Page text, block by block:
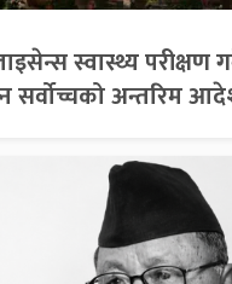
स्वास्थ्य परीक्षण
सर्वोच्चको अन्तरिम